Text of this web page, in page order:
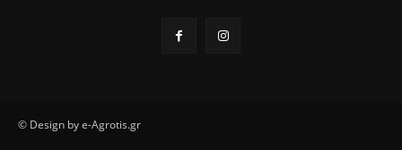
© Design by e-Agrotis.gr